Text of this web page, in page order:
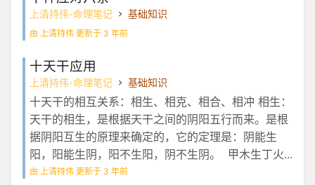
上清持伟-命理笔记 基础知识
由 上清持伟 更新于 3 年前
十天干应用
上清持伟-命理笔记 基础知识
十天干的相互关系：相生、相克、相合、相冲 相生：
天干的相生，是根据天干之间的阴阳五行而来。是根
据阴阳互生的原理来确定的，它的定理是：阴能生
阳，阳能生阴，阳不生阳，阴不生阴。 甲木生丁火...
由 上清持伟 更新于 3 年前